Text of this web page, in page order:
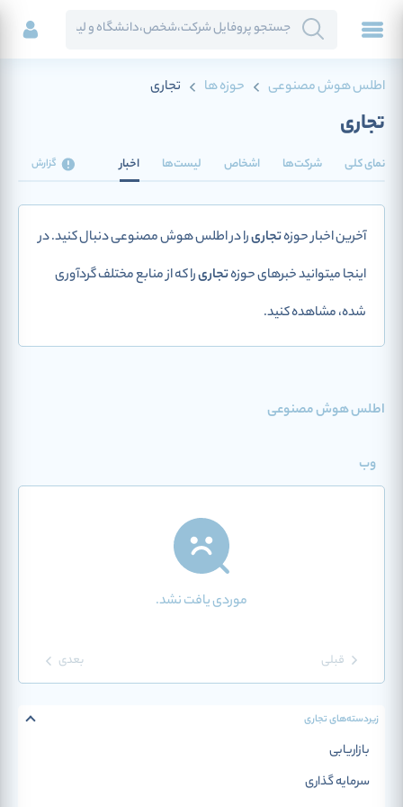
اطلس هوش مصنوعی حوزه ها تجاری
تجاری
نمای کلی شرکت‌ها اشخاص لیست‌ها اخبار گزارش
آخرین اخبار حوزهتجاریرا در اطلس هوش مصنوعی دنبال کنید. در
اینجا میتوانید خبرهای حوزهتجاریرا که از منابع مختلف گردآوری
شده، مشاهده کنید.
اطلس هوش مصنوعی
وب
موردی یافت نشد.
قبلی بعدی
زیردسته‌‌های تجاری
بازاریابی
سرمایه گذاری